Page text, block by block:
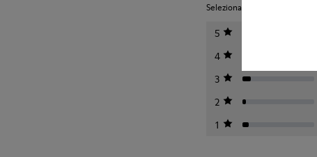
Seleziona una valutazione
5
4
3
2
1